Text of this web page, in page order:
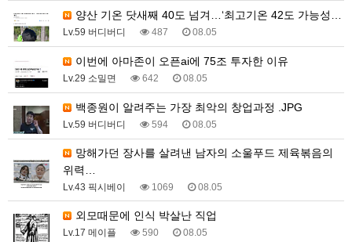
양산 기온 닷새째 40도 넘겨…‘최고기온 42도 가능성…
Lv.59 버디버디 487 08.05
이번에 아마존이 오픈ai에 75조 투자한 이유
Lv.29 소밀면 642 08.05
백종원이 알려주는 가장 최악의 창업과정 .JPG
Lv.59 버디버디 594 08.05
위력…
Lv.43 픽시베이 1069 08.05
외모때문에 인식 박살난 직업
Lv.17 메이플 590 08.05